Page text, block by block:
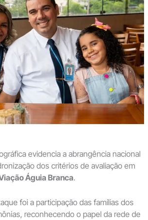
evidencia a abrangência nacional
dos critérios de avaliação em
Águia Branca.
foi a participação das famílias dos
reconhecendo o papel da rede de